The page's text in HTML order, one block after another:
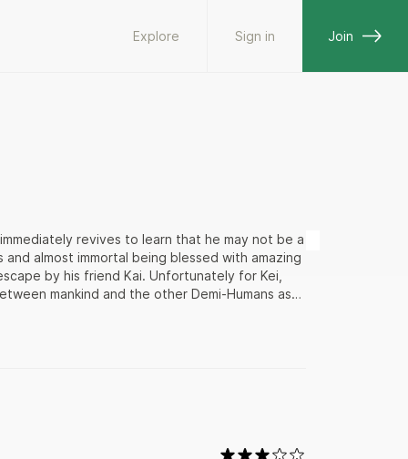
Explore Sign in Join
revives to learn that he may not be a
almost immortal being blessed with amazing
by his friend Kai. Unfortunately for Kei,
mankind and the other Demi-Humans as